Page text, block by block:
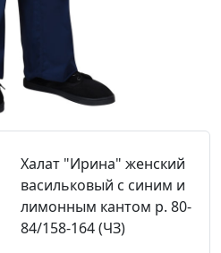
Халат "Ирина" женский
васильковый с синим и
лимонным кантом р. 80-
84/158-164 (ЧЗ)